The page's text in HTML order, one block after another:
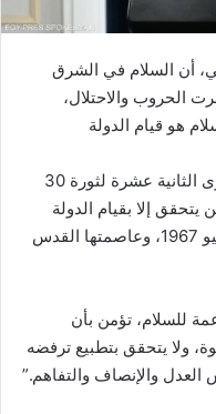
أن السلام في الشرق
الحروب والاحتلال،
هو قيام الدولة
وقال السيسي في كلمته بمناسبة الذكرى الثانية عشرة لثورة 30
إلا بقيام الدولة
الفلسطينية المستقلة، على حدود 4 يونيو 1967، وعاصمتها القدس
للسلام، تؤمن بأن
ولا يتحقق بتطبيع ترفضه
والإنصاف والتفاهم.”